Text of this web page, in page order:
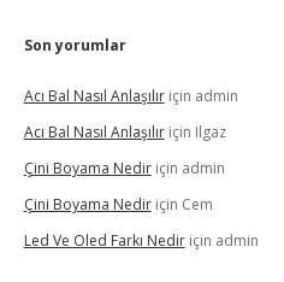
Son yorumlar
Acı Bal Nasıl Anlaşılıriçin admin
Acı Bal Nasıl Anlaşılıriçin Ilgaz
Çini Boyama Nediriçin admin
Çini Boyama Nediriçin Cem
Led Ve Oled Farkı Nediriçin admin